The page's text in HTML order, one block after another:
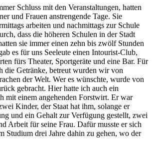
Schluss mit den Veranstaltungen, hatten
und Frauen anstrengende Tage. Sie
arbeiten und nachmittags zur Schule
dass die höheren Schulen in der Stadt
sie immer einen zehn bis zwölf Stunden
es für uns Seeleute einen Intourist-Club,
fürs Theater, Sportgeräte und eine Bar. Für
die Getränke, betreut wurden wir von
der Welt. Wer es wünschte, wurde von
gebracht. Hier hatte ich auch ein
mit einem angehenden Forstwirt. Er war
Kinder, der Staat hat ihm, solange er
und ein Gehalt zur Verfügung gestellt, zwei
Arbeit für seine Frau. Dafür musste er sich
Studium drei Jahre dahin zu gehen, wo der